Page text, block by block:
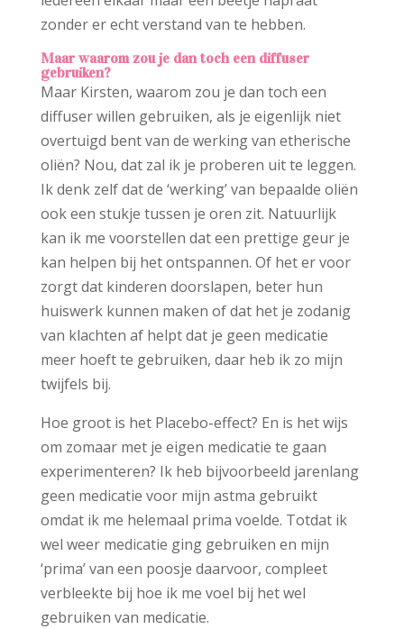
zonder er echt verstand van te hebben.
Maar waarom zou je dan toch een diffuser
gebruiken?
Maar Kirsten, waarom zou je dan toch een
diffuser willen gebruiken, als je eigenlijk niet
overtuigd bent van de werking van etherische
oliën? Nou, dat zal ik je proberen uit te leggen.
Ik denk zelf dat de ‘werking’ van bepaalde oliën
ook een stukje tussen je oren zit. Natuurlijk
kan ik me voorstellen dat een prettige geur je
kan helpen bij het ontspannen. Of het er voor
zorgt dat kinderen doorslapen, beter hun
huiswerk kunnen maken of dat het je zodanig
van klachten af helpt dat je geen medicatie
meer hoeft te gebruiken, daar heb ik zo mijn
twijfels bij.
Hoe groot is het Placebo-effect? En is het wijs
om zomaar met je eigen medicatie te gaan
experimenteren? Ik heb bijvoorbeeld jarenlang
geen medicatie voor mijn astma gebruikt
omdat ik me helemaal prima voelde. Totdat ik
wel weer medicatie ging gebruiken en mijn
‘prima’ van een poosje daarvoor, compleet
verbleekte bij hoe ik me voel bij het wel
gebruiken van medicatie.